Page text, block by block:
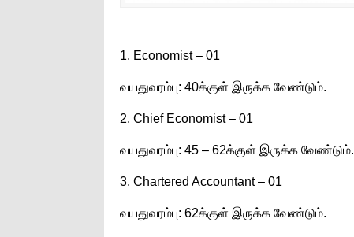
1. Economist – 01
வயதுவரம்பு: 40க்குள் இருக்க வேண்டும்.
2. Chief Economist – 01
வயதுவரம்பு: 45 – 62க்குள் இருக்க வேண்டும்.
3. Chartered Accountant – 01
வயதுவரம்பு: 62க்குள் இருக்க வேண்டும்.